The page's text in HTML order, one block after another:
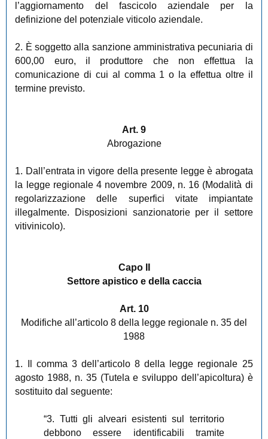
l’aggiornamento del fascicolo aziendale per la
definizione del potenziale viticolo aziendale.
2. È soggetto alla sanzione amministrativa pecuniaria di
600,00 euro, il produttore che non effettua la
comunicazione di cui al comma 1 o la effettua oltre il
termine previsto.
Art. 9
Abrogazione
1. Dall’entrata in vigore della presente legge è abrogata
la legge regionale 4 novembre 2009, n. 16 (Modalità di
regolarizzazione delle superfici vitate impiantate
illegalmente. Disposizioni sanzionatorie per il settore
vitivinicolo).
Capo II
Settore apistico e della caccia
Art. 10
Modifiche all’articolo 8 della legge regionale n. 35 del
1988
1. Il comma 3 dell’articolo 8 della legge regionale 25
agosto 1988, n. 35 (Tutela e sviluppo dell’apicoltura) è
sostituito dal seguente:
“3. Tutti gli alveari esistenti sul territorio
debbono essere identificabili tramite